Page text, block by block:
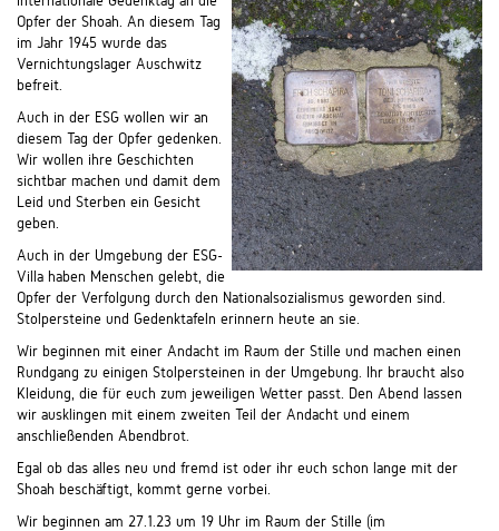
Opfer der Shoah. An diesem Tag
im Jahr 1945 wurde das
Vernichtungslager Auschwitz
befreit.
Auch in der ESG wollen wir an
diesem Tag der Opfer gedenken.
Wir wollen ihre Geschichten
sichtbar machen und damit dem
Leid und Sterben ein Gesicht
geben.
Auch in der Umgebung der ESG-
Villa haben Menschen gelebt, die
Opfer der Verfolgung durch den Nationalsozialismus geworden sind.
Stolpersteine und Gedenktafeln erinnern heute an sie.
Wir beginnen mit einer Andacht im Raum der Stille und machen einen
Rundgang zu einigen Stolpersteinen in der Umgebung. Ihr braucht also
Kleidung, die für euch zum jeweiligen Wetter passt. Den Abend lassen
wir ausklingen mit einem zweiten Teil der Andacht und einem
anschließenden Abendbrot.
Egal ob das alles neu und fremd ist oder ihr euch schon lange mit der
Shoah beschäftigt, kommt gerne vorbei.
Wir beginnen am 27.1.23 um 19 Uhr im Raum der Stille (im